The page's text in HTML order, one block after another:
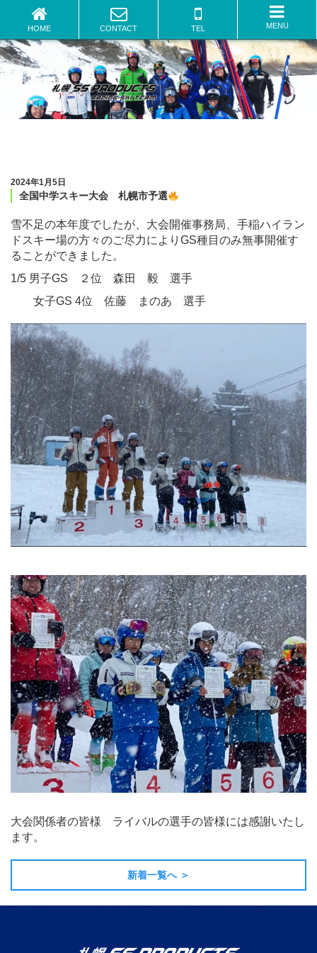
HOME CONTACT TEL MENU
2024年1月5日
全国中学スキー大会 札幌市予選
雪不足の本年度でしたが、大会開催事務局、手稲ハイラン
ドスキー場の方々のご尽力によりGS種目のみ無事開催す
ることができました。
1/5 男子GS ２位 森田 毅 選手
女子GS 4位 佐藤 まのあ 選手
大会関係者の皆様 ライバルの選手の皆様には感謝いたし
ます。
新着一覧へ ＞